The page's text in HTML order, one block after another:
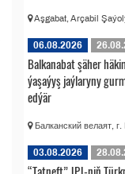
Aşgabat, Arçabil
06.08.2026
Balkanabat şäher
ýaşaýyş jaýlaryny
edýär
Балканский велаят, г.
03.08.2026